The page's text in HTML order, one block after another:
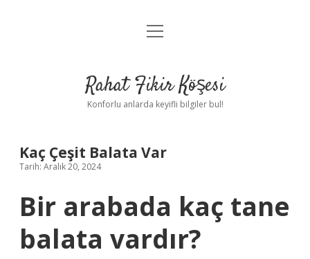
Anasayfa
Yasal Uyarı
menüyü
Rahat Fikir Köşesi
Konforlu anlarda keyifli bilgiler bul!
Kaç Çeşit Balata Var
Tarih: Aralık 20, 2024
Bir arabada kaç tane
balata vardır?